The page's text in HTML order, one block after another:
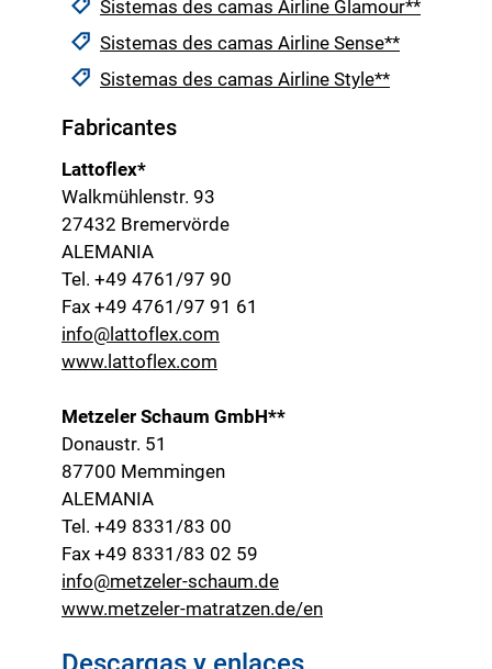
Sistemas des camas Airline Glamour**
Sistemas des camas Airline Sense**
Sistemas des camas Airline Style**
Fabricantes
Lattoflex*
Walkmühlenstr. 93
27432 Bremervörde
ALEMANIA
Tel. +49 4761/97 90
Fax +49 4761/97 91 61
info@lattoflex.com
www.lattoflex.com
Metzeler Schaum GmbH**
Donaustr. 51
87700 Memmingen
ALEMANIA
Tel. +49 8331/83 00
Fax +49 8331/83 02 59
info@metzeler-schaum.de
www.metzeler-matratzen.de/en